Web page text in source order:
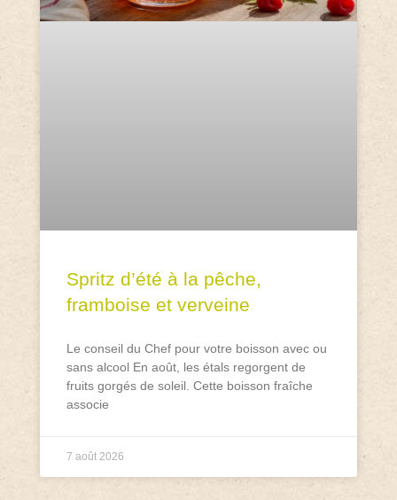
Spritz d’été à la pêche,
framboise et verveine
Le conseil du Chef pour votre boisson avec ou
sans alcool En août, les étals regorgent de
fruits gorgés de soleil. Cette boisson fraîche
associe
7 août 2026